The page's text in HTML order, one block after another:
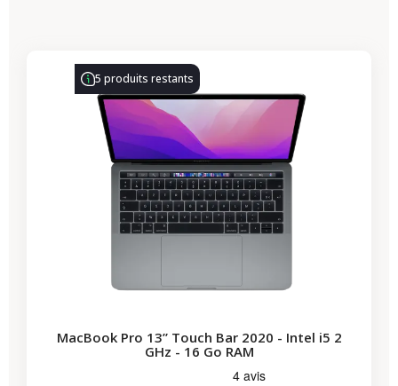
5 produits restants
MacBook Pro 13” Touch Bar 2020 - Intel i5 2
GHz - 16 Go RAM